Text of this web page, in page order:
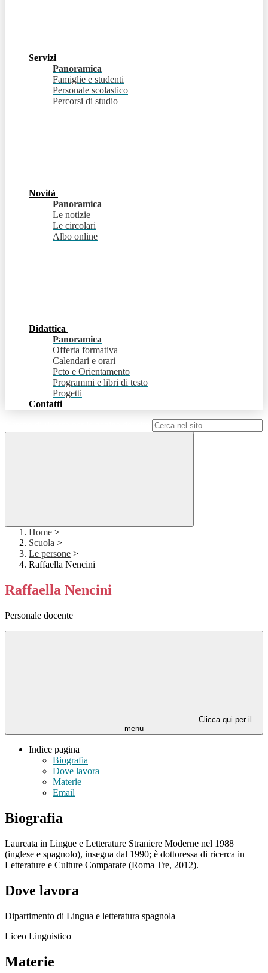
Servizi
Panoramica
Famiglie e studenti
Personale scolastico
Percorsi di studio
Novità
Panoramica
Le notizie
Le circolari
Albo online
Didattica
Panoramica
Offerta formativa
Calendari e orari
Pcto e Orientamento
Programmi e libri di testo
Progetti
Contatti
Home >
Scuola >
Le persone >
Raffaella Nencini
Raffaella Nencini
Personale docente
Clicca qui per il
menu
Indice pagina
Biografia
Dove lavora
Materie
Email
Biografia
Laureata in Lingue e Letterature Straniere Moderne nel 1988
(inglese e spagnolo), insegna dal 1990; è dottoressa di ricerca in
Letterature e Culture Comparate (Roma Tre, 2012).
Dove lavora
Dipartimento di Lingua e letteratura spagnola
Liceo Linguistico
Materie